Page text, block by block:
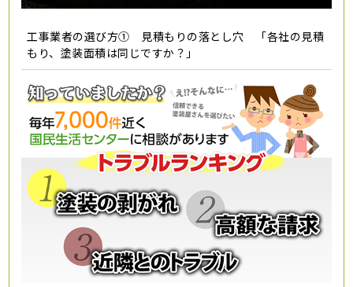
工事業者の選び方① 見積もりの落とし穴 「各社の見積
もり、塗装面積は同じですか？」